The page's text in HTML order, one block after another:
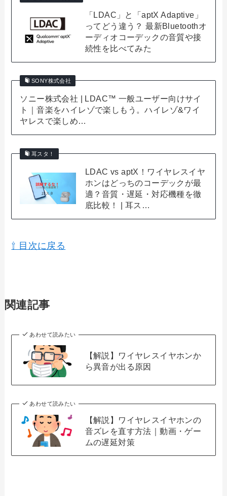
「LDAC」と「aptX Adaptive」
ってどう違う？ 最新Bluetoothオ
ーディオコーデックの音質や接
続性を比べてみた
SONY株式会社
ソニー株式会社 | LDAC™ 一般ユーザー向けサイ
ト｜音楽をハイレゾで楽しもう。ハイレゾ&ワイ
ヤレスで楽しめ…
耳スタ！
LDAC vs aptX！ワイヤレスイヤ
ホンはどっちのコーデックが最
適？音質・遅延・対応機種を徹
底比較！ | 耳ス…
⇧ 目次に戻る
関連記事
あわせて読みたい
【解説】ワイヤレスイヤホンか
ら異音が出る原因
あわせて読みたい
【解説】ワイヤレスイヤホンの
音ズレを直す方法｜動画・ゲー
ムの遅延対策